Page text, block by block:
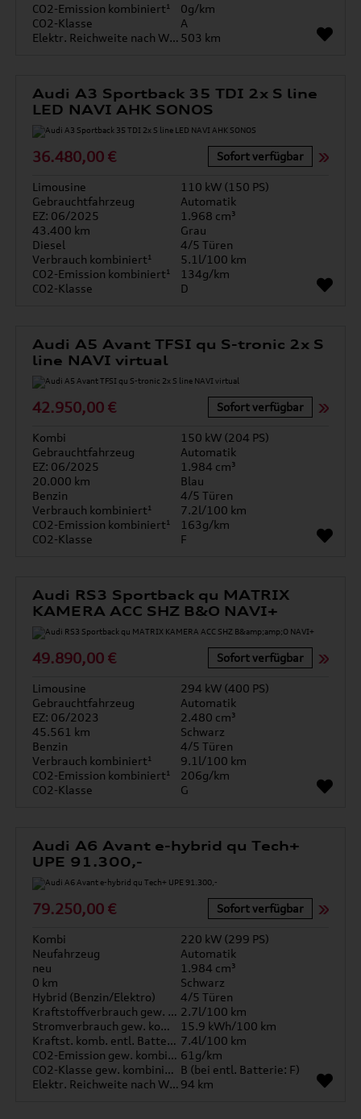
CO2-Emission kombiniert¹
0g/km
CO2-Klasse
A
Elektr. Reichweite nach WLTP* 503 km
Audi A3 Sportback 35 TDI 2x S line
LED NAVI AHK SONOS
36.480,00 € Sofort verfügbar
Limousine
110 kW (150 PS)
Gebrauchtfahrzeug
Automatik
EZ: 06/2025
1.968 cm³
43.400 km
Grau
Diesel
4/5 Türen
Verbrauch kombiniert¹
5.1l/100 km
CO2-Emission kombiniert¹
134g/km
CO2-Klasse
D
Audi A5 Avant TFSI qu S-tronic 2x S
line NAVI virtual
42.950,00 € Sofort verfügbar
Kombi
150 kW (204 PS)
Gebrauchtfahrzeug
Automatik
EZ: 06/2025
1.984 cm³
20.000 km
Blau
Benzin
4/5 Türen
Verbrauch kombiniert¹
7.2l/100 km
CO2-Emission kombiniert¹
163g/km
CO2-Klasse
F
Audi RS3 Sportback qu MATRIX
KAMERA ACC SHZ B&O NAVI+
49.890,00 € Sofort verfügbar
Limousine
294 kW (400 PS)
Gebrauchtfahrzeug
Automatik
EZ: 06/2023
2.480 cm³
45.561 km
Schwarz
Benzin
4/5 Türen
Verbrauch kombiniert¹
9.1l/100 km
CO2-Emission kombiniert¹
206g/km
CO2-Klasse
G
Audi A6 Avant e-hybrid qu Tech+
UPE 91.300,-
79.250,00 € Sofort verfügbar
Kombi
220 kW (299 PS)
Neufahrzeug
Automatik
neu
1.984 cm³
0 km
Schwarz
Hybrid (Benzin/Elektro)
4/5 Türen
Kraftstoffverbrauch gew. kombiniert 2.7l/100 km
Stromverbrauch gew. kombiniert
15.9 kWh/100 km
Kraftst. komb. entl. Batterie 7.4l/100 km
CO2-Emission gew. kombiniert 61g/km
CO2-Klasse gew. kombiniert B (bei entl. Batterie: F)
Elektr. Reichweite nach WLTP* 94 km